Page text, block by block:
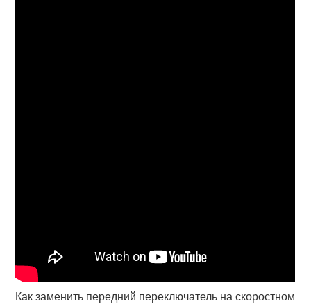
Как заменить передний переключатель на скоростном